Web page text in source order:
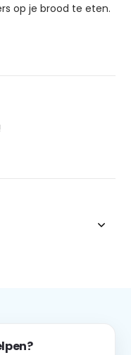
op je brood te eten.